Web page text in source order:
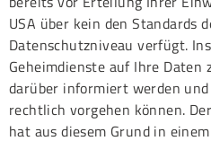
USA über kein den Standards
Datenschutzniveau verfügt.
Geheimdienste auf Ihre Daten
darüber informiert werden und
rechtlich vorgehen können.
hat aus diesem Grund in